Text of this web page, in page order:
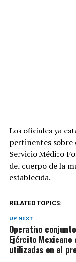
Los oficiales ya
pertinentes sobre
Servicio Médico
del cuerpo de la
establecida.
RELATED TOPICS:
UP NEXT
Operativo
Ejército
utilizadas en el